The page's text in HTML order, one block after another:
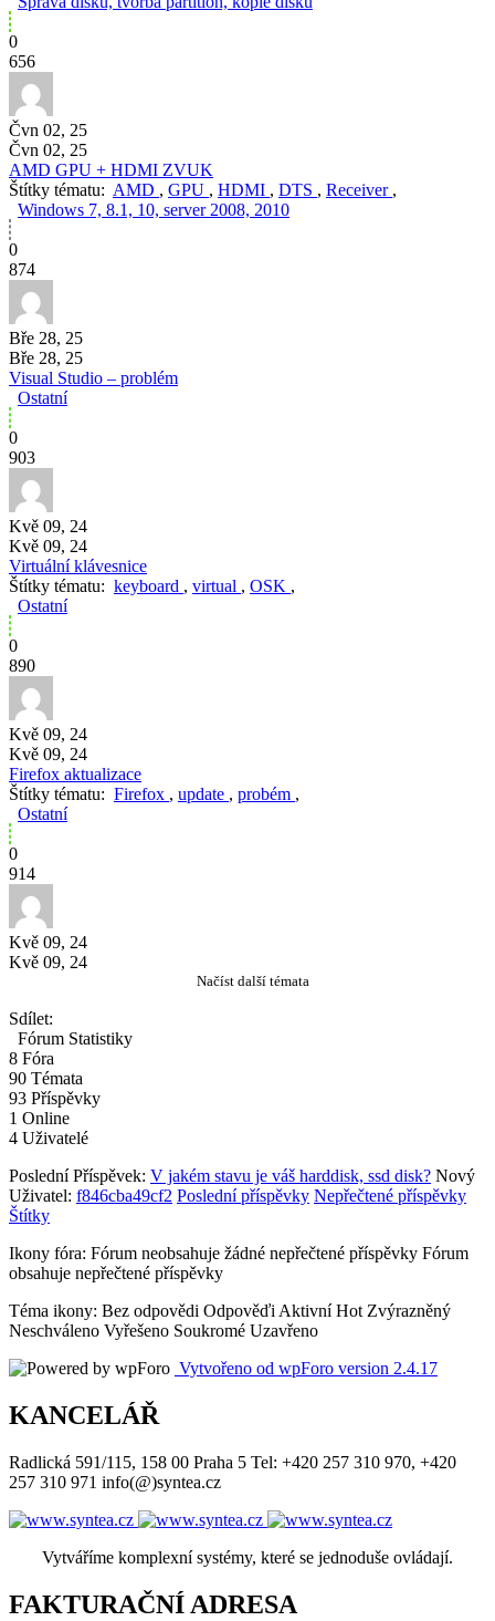
0
656
Čvn 02, 25
Čvn 02, 25
AMD GPU + HDMI ZVUK
Štítky tématu: AMD , GPU , HDMI , DTS , Receiver ,
Windows 7, 8.1, 10, server 2008, 2010
0
874
Bře 28, 25
Bře 28, 25
Visual Studio – problém
Ostatní
0
903
Kvě 09, 24
Kvě 09, 24
Virtuální klávesnice
Štítky tématu: keyboard , virtual , OSK ,
Ostatní
0
890
Kvě 09, 24
Kvě 09, 24
Firefox aktualizace
Štítky tématu: Firefox , update , probém ,
Ostatní
0
914
Kvě 09, 24
Kvě 09, 24
Načíst další témata
Sdílet:
Fórum Statistiky
8 Fóra
90 Témata
93 Příspěvky
1 Online
4 Uživatelé
Poslední Příspěvek: V jakém stavu je váš harddisk, ssd disk? Nový
Uživatel: f846cba49cf2 Poslední příspěvky Nepřečtené příspěvky
Štítky
Ikony fóra: Fórum neobsahuje žádné nepřečtené příspěvky Fórum
obsahuje nepřečtené příspěvky
Téma ikony: Bez odpovědi Odpověďi Aktivní Hot Zvýrazněný
Neschváleno Vyřešeno Soukromé Uzavřeno
Vytvořeno od wpForo version 2.4.17
KANCELÁŘ
Radlická 591/115, 158 00 Praha 5 Tel: +420 257 310 970, +420
257 310 971 info(@)syntea.cz
Vytváříme komplexní systémy, které se jednoduše ovládají.
FAKTURAČNÍ ADRESA